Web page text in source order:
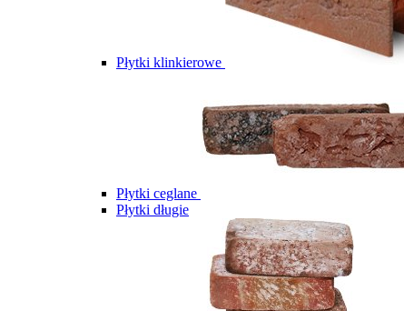
Płytki klinkierowe
Płytki ceglane
Płytki długie